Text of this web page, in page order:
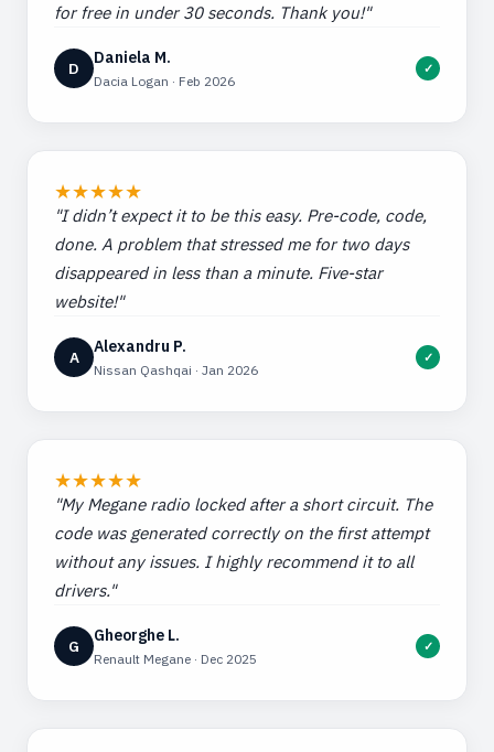
for free in under 30 seconds. Thank you!"
D
Daniela M.
Dacia Logan · Feb 2026
✓
★★★★★
"I didn’t expect it to be this easy. Pre-code, code,
done. A problem that stressed me for two days
disappeared in less than a minute. Five-star
website!"
A
Alexandru P.
Nissan Qashqai · Jan 2026
✓
★★★★★
"My Megane radio locked after a short circuit. The
code was generated correctly on the first attempt
without any issues. I highly recommend it to all
drivers."
G
Gheorghe L.
Renault Megane · Dec 2025
✓